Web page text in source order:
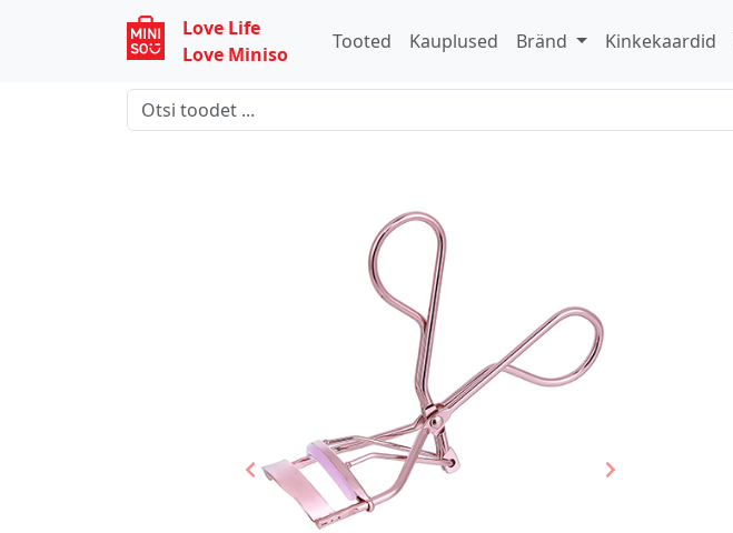
Love Life
Love Miniso
Tooted Kauplused Bränd Kinkekaardid
Previous Next